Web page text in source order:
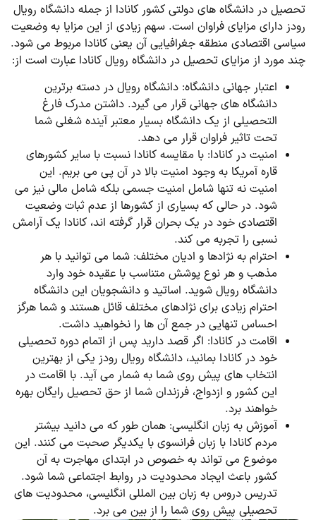
تحصیل در دانشگاه های دولتی کشور کانادا از جمله دانشگاه رویال
رودز دارای مزایای فراوان است. سهم زیادی از این مزایا به وضعیت
سیاسی اقتصادی منطقه جغرافیایی آن یعنی کانادا مربوط می شود.
چند مورد از مزایای تحصیل در دانشگاه رویال کانادا عبارت است از:
اعتبار جهانی دانشگاه: دانشگاه رویال در دسته برترین
دانشگاه های جهانی قرار می گیرد. داشتن مدرک فارغ
التحصیلی از یک دانشگاه بسیار معتبر آینده شغلی شما
تحت تاثیر فراوان قرار می دهد.
امنیت در کانادا: با مقایسه کانادا نسبت با سایر کشورهای
قاره آمریکا به وجود امنیت بالا در آن پی می بریم. این
امنیت نه تنها شامل امنیت جسمی بلکه شامل مالی نیز می
شود. در حالی که بسیاری از کشورها از عدم ثبات وضعیت
اقتصادی خود در یک بحران قرار گرفته اند، کانادا یک آرامش
نسبی را تجربه می کند.
احترام به نژادها و ادیان مختلف: شما می توانید با هر
مذهب و هر نوع پوشش متناسب با عقیده خود وارد
دانشگاه رویال شوید. اساتید و دانشجویان این دانشگاه
احترام زیادی برای نژادهای مختلف قائل هستند و شما هرگز
احساس تنهایی در جمع آن ها را نخواهید داشت.
اقامت در کانادا: اگر قصد دارید پس از اتمام دوره تحصیلی
خود در کانادا بمانید، دانشگاه رویال رودز یکی از بهترین
انتخاب های پیش روی شما به شمار می آید. با اقامت در
این کشور و ازدواج، فرزندان شما از حق تحصیل رایگان بهره
خواهند برد.
آموزش به زبان انگلیسی: همان طور که می دانید بیشتر
مردم کانادا با زبان فرانسوی با یکدیگر صحبت می کنند. این
موضوع می تواند به خصوص در ابتدای مهاجرت به آن
کشور باعث ایجاد محدودیت در روابط اجتماعی شما شود.
تدریس دروس به زبان بین المللی انگلیسی، محدودیت های
تحصیلی پیش روی شما را از بین می برد.